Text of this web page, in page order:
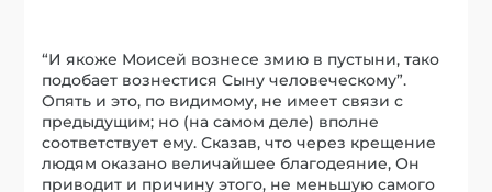
“И якоже Моисей вознесе змию в пустыни, тако
подобает вознестися Сыну человеческому”.
Опять и это, по видимому, не имеет связи с
предыдущим; но (на самом деле) вполне
соответствует ему. Сказав, что через крещение
людям оказано величайшее благодеяние, Он
приводит и причину этого, не меньшую самого